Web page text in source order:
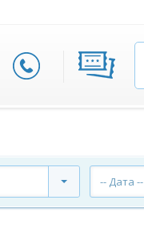
-- Дата --